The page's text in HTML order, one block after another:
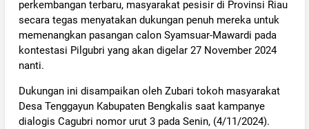
perkembangan terbaru, masyarakat pesisir di Provinsi Riau
secara tegas menyatakan dukungan penuh mereka untuk
memenangkan pasangan calon Syamsuar-Mawardi pada
kontestasi Pilgubri yang akan digelar 27 November 2024
nanti.
Dukungan ini disampaikan oleh Zubari tokoh masyarakat
Desa Tenggayun Kabupaten Bengkalis saat kampanye
dialogis Cagubri nomor urut 3 pada Senin, (4/11/2024).